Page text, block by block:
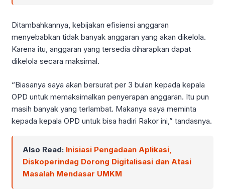
Ditambahkannya, kebijakan efisiensi anggaran
menyebabkan tidak banyak anggaran yang akan dikelola.
Karena itu, anggaran yang tersedia diharapkan dapat
dikelola secara maksimal.
“Biasanya saya akan bersurat per 3 bulan kepada kepala
OPD untuk memaksimalkan penyerapan anggaran. Itu pun
masih banyak yang terlambat. Makanya saya meminta
kepada kepala OPD untuk bisa hadiri Rakor ini,” tandasnya.
Also Read: Inisiasi Pengadaan Aplikasi,
Diskoperindag Dorong Digitalisasi dan Atasi
Masalah Mendasar UMKM